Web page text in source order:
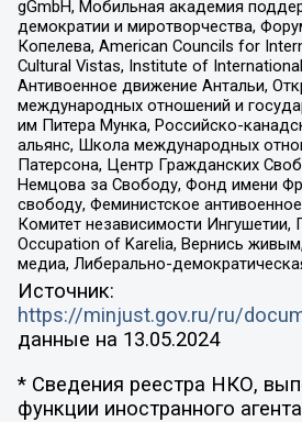
gGmbH, Мобильная академия
демократии и миротворчества,
Копелева, American Councils for
Cultural Vistas, Institute of
Антивоенное движение Антальи,
международных отношений и
им Питера Мунка, Российско-
альянс, Школа международных
Патерсона, Центр Гражданских
Немцова за Свободу, Фонд имени
свободу, Феминистское
Комитет независимости Ингушетии,
Occupation of Karelia, Вернись
медиа, Либерально-
Источник:
https://minjust.gov.ru/ru/
данные на 13.05.2024
* Сведения реестра НКО,
функции иностранного